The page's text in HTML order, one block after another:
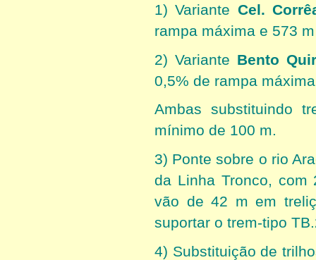
1) Variante Cel.
rampa máxima e 573
2) Variante Bento
0,5% de rampa
Ambas substituindo
mínimo de 100 m.
3) Ponte sobre o rio
da Linha Tronco,
vão de 42 m em
suportar o trem-tipo
4) Substituição de